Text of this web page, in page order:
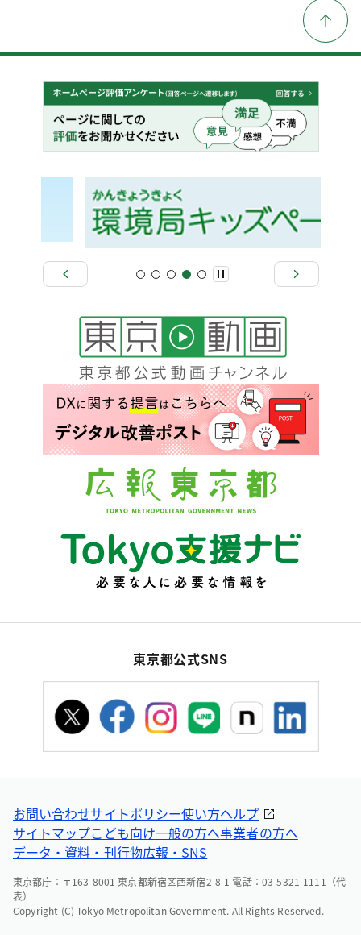
東京都公式SNS
お問い合わせサイトポリシー使い方ヘルプ
サイトマップこども向け一般の方へ事業者の方へ
データ・資料・刊行物広報・SNS
東京都庁：〒163-8001 東京都新宿区西新宿2-8-1 電話：03-5321-1111（代
表）
Copyright (C) Tokyo Metropolitan Government. All Rights Reserved.